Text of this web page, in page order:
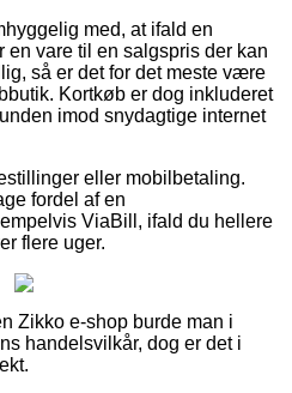
med, at ifald en
en vare til en salgspris der kan
så er det for det meste være
Kortkøb er dog inkluderet
imod snydagtige internet
eller mobilbetaling.
fordel af en
ViaBill, ifald du hellere
flere uger.
Zikko e-shop burde man i
handelsvilkår, dog er det i